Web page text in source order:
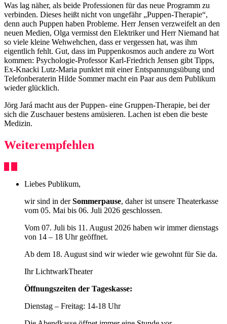
Was lag näher, als beide Professionen für das neue Programm zu
verbinden. Dieses heißt nicht von ungefähr „Puppen-Therapie“,
denn auch Puppen haben Probleme. Herr Jensen verzweifelt an den
neuen Medien, Olga vermisst den Elektriker und Herr Niemand hat
so viele kleine Wehwehchen, dass er vergessen hat, was ihm
eigentlich fehlt. Gut, dass im Puppenkosmos auch andere zu Wort
kommen: Psychologie-Professor Karl-Friedrich Jensen gibt Tipps,
Ex-Knacki Lutz-Maria punktet mit einer Entspannungsübung und
Telefonberaterin Hilde Sommer macht ein Paar aus dem Publikum
wieder glücklich.
Jörg Jará macht aus der Puppen- eine Gruppen-Therapie, bei der
sich die Zuschauer bestens amüsieren. Lachen ist eben die beste
Medizin.
Weiterempfehlen
Liebes Publikum,
wir sind in derSommerpause, daher ist unsere Theaterkasse
vom 05. Mai bis 06. Juli 2026 geschlossen.
Vom 07. Juli bis 11. August 2026 haben wir immer dienstags
von 14 – 18 Uhr geöffnet.
Ab dem 18. August sind wir wieder wie gewohnt für Sie da.
Ihr LichtwarkTheater
Öffnungszeiten der Tageskasse:
Dienstag – Freitag: 14-18 Uhr